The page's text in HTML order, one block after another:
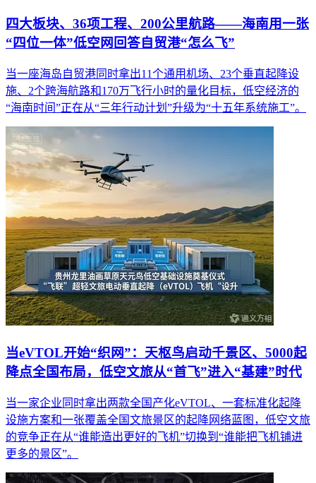
四大板块、36项工程、200公里航路——海南用一张
“四位一体”低空网回答自贸港“怎么飞”
当一座海岛自贸港同时拿出11个通用机场、23个垂直起降设
施、2个跨海航路和170万飞行小时的量化目标，低空经济的
“海南时间”正在从“三年行动计划”升级为“十五年系统施工”。
当eVTOL开始“织网”：天枢鸟启动千景区、5000起
降点全国布局，低空文旅从“首飞”进入“基建”时代
当一家企业同时拿出两款全国产化eVTOL、一套标准化起降
设施方案和一张覆盖全国文旅景区的起降网络蓝图，低空文旅
的竞争正在从“谁能造出更好的飞机”切换到“谁能把飞机铺进
更多的景区”。